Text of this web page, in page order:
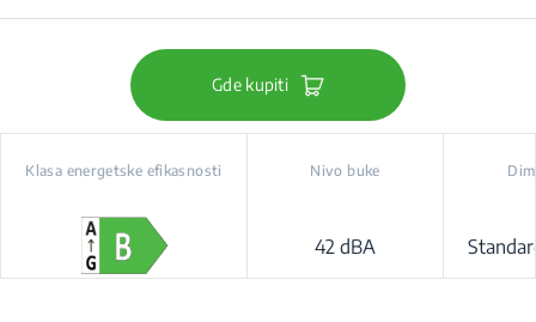
Gde kupiti
Klasa energetske efikasnosti Nivo buke
42 dBA